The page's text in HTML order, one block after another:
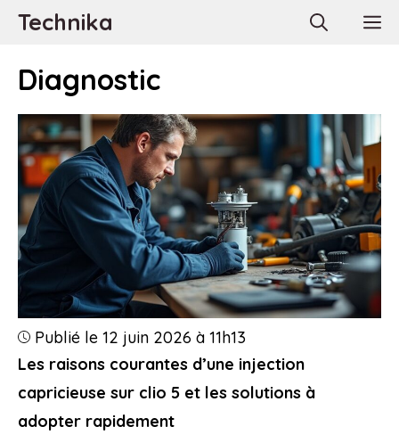
AllerTechnika
Diagnostic
Les raisons courantes d’une injection
capricieuse sur clio 5 et les solutions à
adopter rapidement
Publié le 12 juin 2026 à 11h13